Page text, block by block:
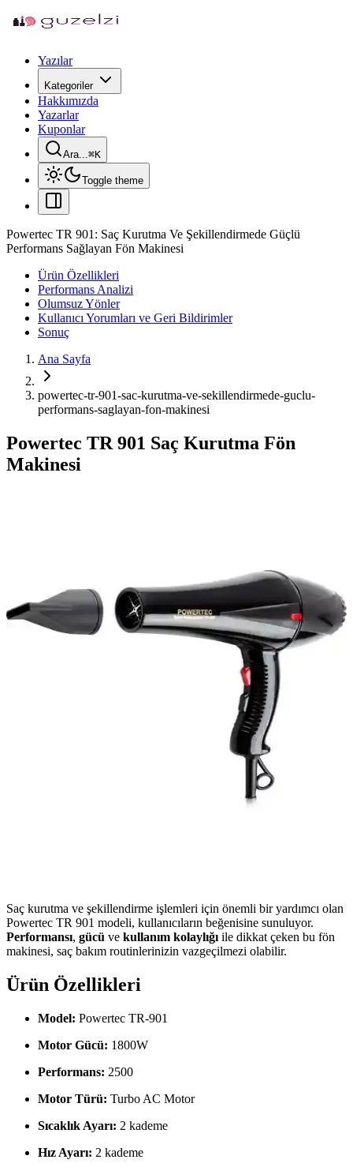
Yazılar
Kategoriler
Hakkımızda
Yazarlar
Kuponlar
Ara...⌘K
Toggle theme
Powertec TR 901: Saç Kurutma Ve Şekillendirmede Güçlü
Performans Sağlayan Fön Makinesi
Ürün Özellikleri
Performans Analizi
Olumsuz Yönler
Kullanıcı Yorumları ve Geri Bildirimler
Sonuç
Ana Sayfa
powertec-tr-901-sac-kurutma-ve-sekillendirmede-guclu-
performans-saglayan-fon-makinesi
Powertec TR 901 Saç Kurutma Fön
Makinesi
Saç kurutma ve şekillendirme işlemleri için önemli bir yardımcı olan
Powertec TR 901 modeli, kullanıcıların beğenisine sunuluyor.
Performansı, gücü ve kullanım kolaylığı ile dikkat çeken bu fön
makinesi, saç bakım routinlerinizin vazgeçilmezi olabilir.
Ürün Özellikleri
Model: Powertec TR-901
Motor Gücü: 1800W
Performans: 2500
Motor Türü: Turbo AC Motor
Sıcaklık Ayarı: 2 kademe
Hız Ayarı: 2 kademe